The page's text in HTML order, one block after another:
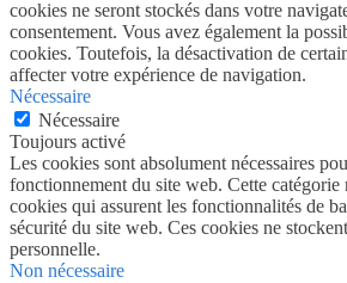
cookies ne seront stockés dans votre
consentement. Vous avez également la
cookies. Toutefois, la désactivation de
affecter votre expérience de navigation.
Nécessaire
Nécessaire
Toujours activé
Les cookies sont absolument nécessaires
fonctionnement du site web. Cette catégorie
cookies qui assurent les fonctionnalités de
sécurité du site web. Ces cookies ne
personnelle.
Non nécessaire